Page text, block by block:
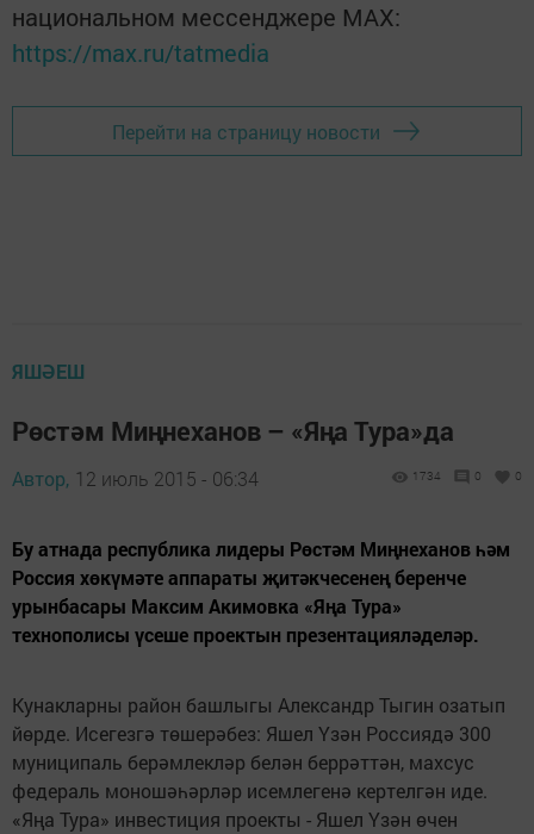
национальном мессенджере MАХ:
https://max.ru/tatmedia
Перейти на страницу новости
ЯШӘЕШ
Рөстәм Миңнеханов – «Яңа Тура»да
Автор, 12 июль 2015 - 06:34 1734 0 0
Бу атнада республика лидеры Рөстәм Миңнеханов һәм
Россия хөкүмәте аппараты җитәкчесенең беренче
урынбасары Максим Акимовка «Яңа Тура»
технополисы үсеше проектын презентацияләделәр.
Кунакларны район башлыгы Александр Тыгин озатып
йөрде. Исегезгә төшерәбез: Яшел Үзән Россиядә 300
муниципаль берәмлекләр белән беррәттән, махсус
федераль моношәһәрләр исемлегенә кертелгән иде.
«Яңа Тура» инвес­тиция проекты - Яшел Үзән өчен